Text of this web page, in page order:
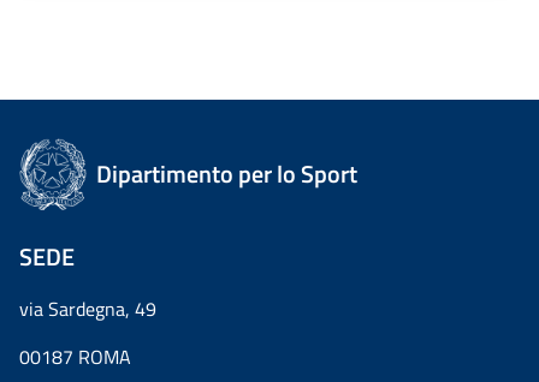
Dipartimento per lo Sport
SEDE
via Sardegna, 49
00187 ROMA